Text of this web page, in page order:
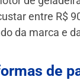
entre R$
da marca e
de